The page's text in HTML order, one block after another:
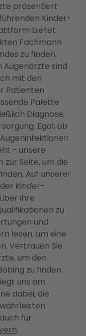
präsentiert
Kinder-
bietet
Fachmann
zu finden.
Augenärzte sind
mit den
Patienten
Palette
Diagnose,
Egal, ob
- unsere
Seite, um die
Auf unserer
Kinder-
ihre
zu
und
lesen, um eine
Vertrauen Sie
um den
zu finden.
uns am
dabei, die
für
.